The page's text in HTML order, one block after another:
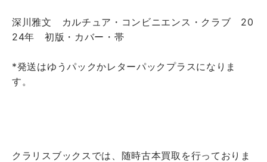
深川雅文 カルチュア・コンビニエンス・クラブ 20
24年 初版・カバー・帯
*発送はゆうパックかレターパックプラスになりま
す。
クラリスブックスでは、随時古本買取を行っておりま